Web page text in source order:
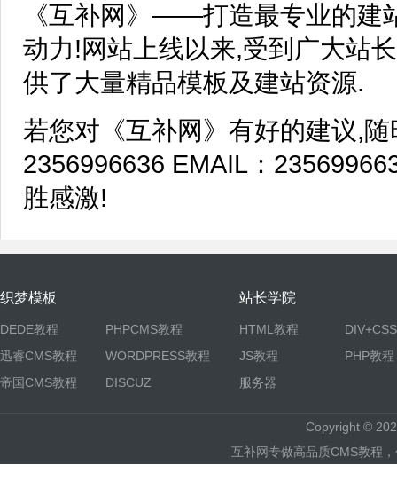
《互补网》——打造最专业的建
动力!网站上线以来,受到广大站
供了大量精品模板及建站资源.
若您对《互补网》有好的建议,
2356996636 EMAIL：
胜感激!
织梦模板
DEDE教程
PHPCMS教程
迅睿CMS教程
WORDPRESS教程
帝国CMS教程
DISCUZ
站长学院
HTML教程
JS教程
PHP教程
服务器
Copyright ©
互补网专做高品质CMS教程